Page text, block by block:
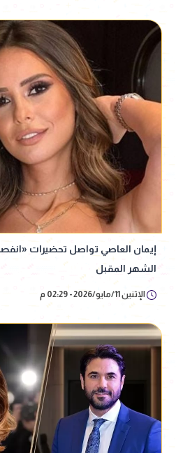
إيمان العاصي تواصل تحضيرات
الشهر المقبل
الإثنين 11/مايو/2026 - 02:29 م